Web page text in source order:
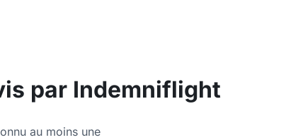
par Indemniflight
au moins une